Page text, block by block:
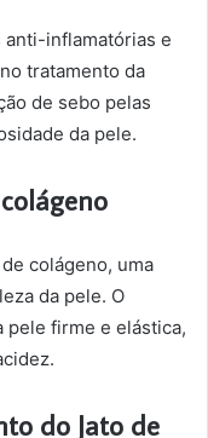
inflamatórias e
tratamento da
de sebo pelas
da pele.
colágeno, uma
da pele. O
pele firme e elástica,
do Jato de